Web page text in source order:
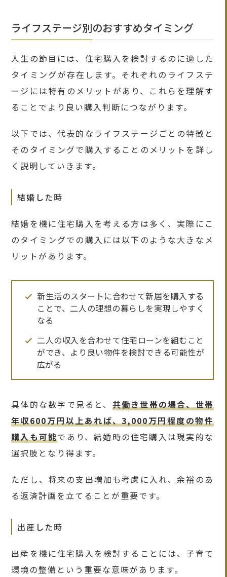
ライフステージ別のおすすめタイミング
人生の節目には、住宅購入を検討するのに適した
タイミングが存在します。それぞれのライフステ
ージには特有のメリットがあり、これらを理解す
ることでより良い購入判断につながります。
以下では、代表的なライフステージごとの特徴と
そのタイミングで購入することのメリットを詳し
く説明していきます。
結婚した時
結婚を機に住宅購入を考える方は多く、実際にこ
のタイミングでの購入には以下のような大きなメ
リットがあります。
新生活のスタートに合わせて新居を購入する
ことで、二人の理想の暮らしを実現しやすく
なる
二人の収入を合わせて住宅ローンを組むこと
ができ、より良い物件を検討できる可能性が
広がる
具体的な数字で見ると、 共働き世帯の場合、世帯
年収600万円以上あれば、3,000万円程度の物件
購入も可能であり、結婚時の住宅購入は現実的な
選択肢となり得ます。
ただし、将来の支出増加も考慮に入れ、余裕のあ
る返済計画を立てることが重要です。
出産した時
出産を機に住宅購入を検討することには、子育て
環境の整備という重要な意味があります。